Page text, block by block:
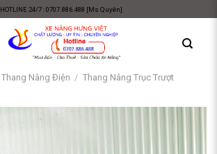
HOTLINE 24/7 : 0707.886.488 [Ms Quyên]
Thang Nâng Điện / Thang Nâng Trục Trượt